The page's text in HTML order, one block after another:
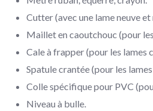
Cutter (avec une lame neuve
Maillet en caoutchouc (pour
Cale à frapper (pour les lames
Spatule crantée (pour les
Colle spécifique pour PVC
Niveau à bulle.